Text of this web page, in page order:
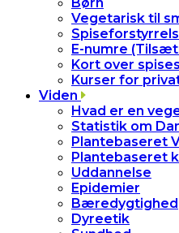
Vegetarisk til
E-numre
Kort over
Kurser for
Viden
Hvad er en
Statistik om
Plantebaseret
Plantebaseret
Uddannelse
Epidemier
Bæredygtighed
Dyreetik